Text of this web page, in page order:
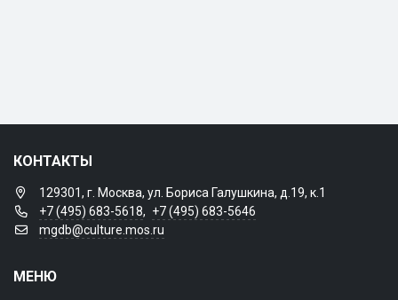
КОНТАКТЫ
129301, г. Москва, ул. Бориса Галушкина, д.19, к.1
+7 (495) 683-5618, +7 (495) 683-5646
mgdb@culture.mos.ru
МЕНЮ